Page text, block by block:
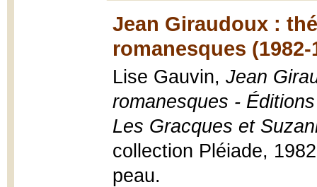
Jean Giraudoux :
romanesques (1982-
Lise Gauvin, Jean
romanesques -
Les Gracques et
collection Pléiade,
peau.